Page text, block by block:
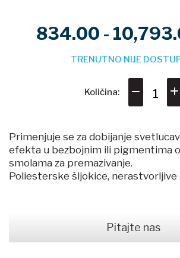
834.00 -
TRENUTNO NIJE
Količina:
Primenjuje se za dobijanje
efekta u bezbojnim ili pigmentima
smolama za premazivanje.
Poliesterske šljokice, nerastvorljive
Pitajte nas